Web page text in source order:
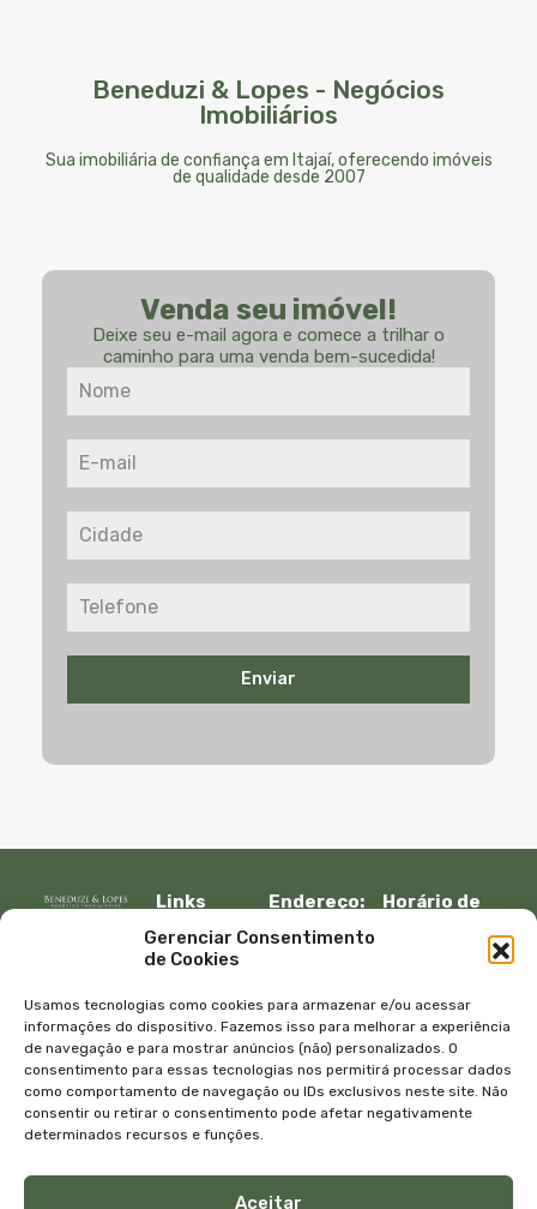
Gerenciar Consentimento
de Cookies
Usamos tecnologias como cookies para armazenar e/ou acessar
informações do dispositivo. Fazemos isso para melhorar a experiência
de navegação e para mostrar anúncios (não) personalizados. O
consentimento para essas tecnologias nos permitirá processar dados
como comportamento de navegação ou IDs exclusivos neste site. Não
consentir ou retirar o consentimento pode afetar negativamente
determinados recursos e funções.
Aceitar
Beneduzi & Lopes - Negócios
Imobiliários
Sua imobiliária de confiança em Itajaí, oferecendo imóveis
de qualidade desde 2007
Venda seu imóvel!
Deixe seu e-mail agora e comece a trilhar o
caminho para uma venda bem-sucedida!
Enviar
Links
Início
Imóveis
Empresa
Equipe
Blog
Contato
Política de
privacidade
Endereço:
Muller, 917 –
CEP 88301-
401
Telefone:
+55 47
3045-4070
+55 47
99615-9333
Horário de
13:30 – 18:00
Sábado e
domingo
com
agendamento